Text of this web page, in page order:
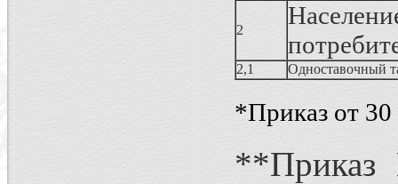
2
2,1 Одноставочный
*Приказ от
**Приказ